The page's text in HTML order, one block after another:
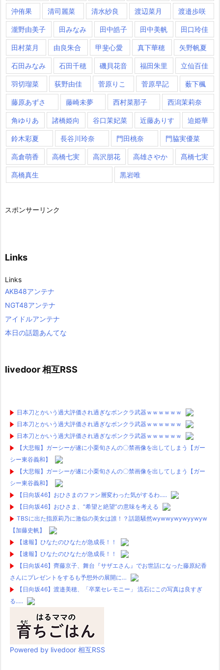
沖侑果 清司麗菜 清水紗良 渡辺菜月 渡邉歩咲
瀧野由美子 田みなみ 田中皓子 田中美帆 田口玲佳
田村菜月 由良朱合 甲斐心愛 真下華穂 矢野帆夏
石田みなみ 石田千穂 磯貝花音 福田朱里 立仙百佳
羽切瑠菜 荻野由佳 菅原りこ 菅原早記 薮下楓
藤原あずさ 藤崎未夢 西村菜那子 西潟茉莉奈
角ゆりあ 諸橋姫向 谷口茉妃菜 近藤ありす 迫姫華
鈴木彩夏 長谷川玲奈 門田桃奈 門脇実優菜
高倉萌香 高橋七実 高沢朋花 高雄さやか 髙橋七実
髙橋真生 黒岩唯
スポンサーリンク
Links
Links
AKB48アンテナ
NGT48アンテナ
アイドルアンテナ
本日の話題あんてな
livedoor 相互RSS
日本刀とかいう過大評価され過ぎなボンクラ武器ｗｗｗｗｗｗ
日本刀とかいう過大評価され過ぎなボンクラ武器ｗｗｗｗｗｗ
日本刀とかいう過大評価され過ぎなボンクラ武器ｗｗｗｗｗｗ
【大悲報】ガーシーが遂に小栗旬さんの〇禁画像を出してしまう【ガー
シー東谷義和】
【大悲報】ガーシーが遂に小栗旬さんの〇禁画像を出してしまう【ガー
シー東谷義和】
【日向坂46】おひさまのファン層変わった気がするわ.....
【日向坂46】おひさま、“希望と絶望”の意味を考える
TBSに出た指原莉乃に激似の美女は誰！？話題騒然wywwywywyywyw
【加藤史帆】
【速報】ひなたのひなたが急成長！！
【速報】ひなたのひなたが急成長！！
【日向坂46】齊藤京子、舞台『サザエさん』でお世話になった藤原紀香
さんにプレゼントをするも予想外の展開に…
【日向坂46】渡邉美穂、「卒業セレモニー」 流石にこの写真は良すぎ
る.....
Powered by livedoor 相互RSS